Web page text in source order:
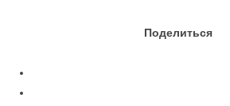
Поделиться